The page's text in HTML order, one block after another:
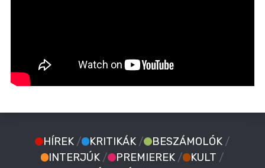
HÍREK / KRITIKÁK / BESZÁMOLÓK /
INTERJÚK / PREMIEREK / KULT /